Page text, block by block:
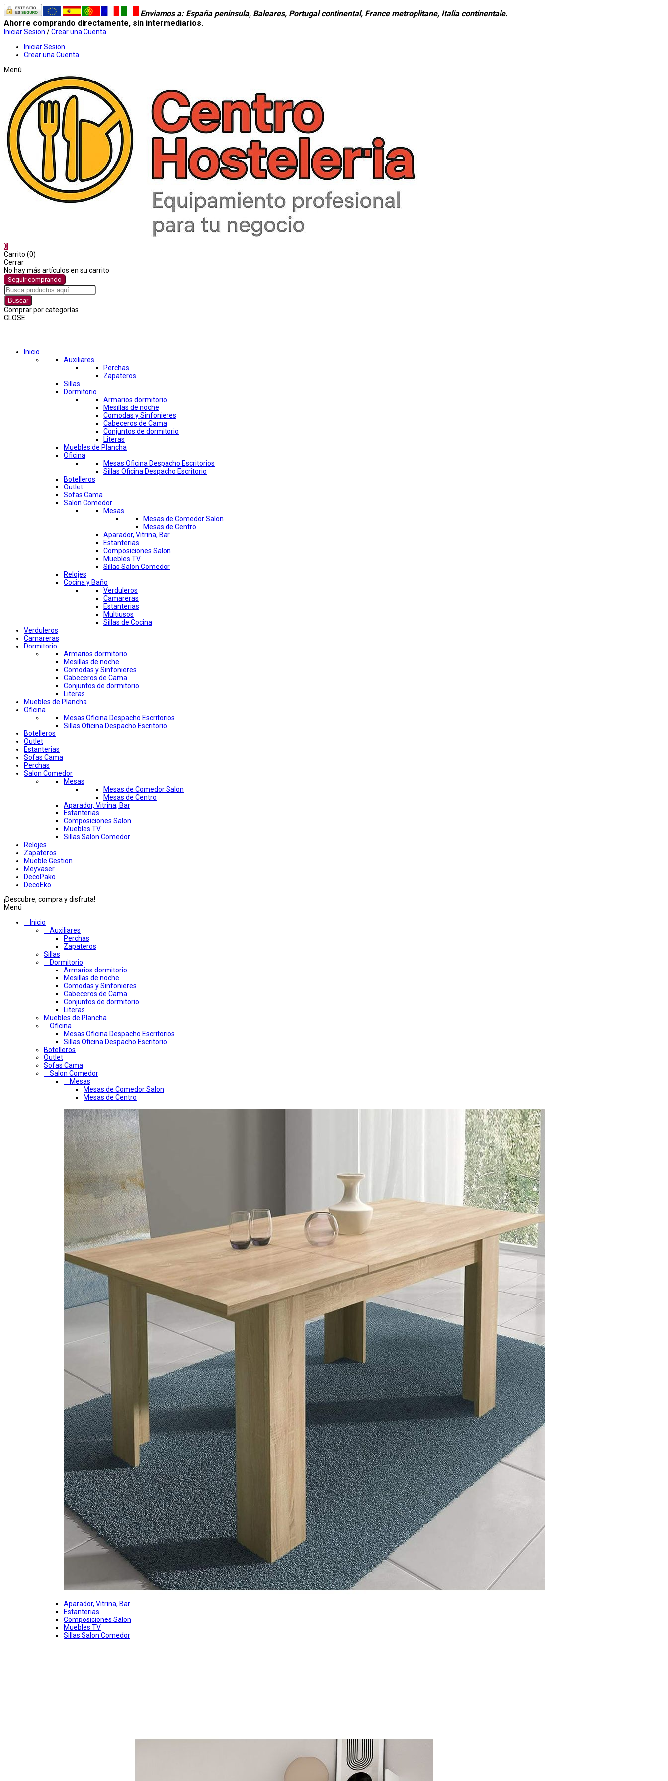
Enviamos a: España peninsula, Baleares, Portugal continental, France metroplitane, Italia continentale.
Ahorre comprando directamente, sin intermediarios.
Iniciar Sesion /Crear una Cuenta
Iniciar Sesion
Crear una Cuenta
Menú
0
Carrito (0)
Cerrar
No hay más artículos en su carrito
Seguir comprando
Buscar
Comprar por categorías
CLOSE
Inicio
Auxiliares
Perchas
Zapateros
Sillas
Dormitorio
Armarios dormitorio
Mesillas de noche
Comodas y Sinfonieres
Cabeceros de Cama
Conjuntos de dormitorio
Literas
Muebles de Plancha
Oficina
Mesas Oficina Despacho Escritorios
Sillas Oficina Despacho Escritorio
Botelleros
Outlet
Sofas Cama
Salon Comedor
Mesas
Mesas de Comedor Salon
Mesas de Centro
Aparador, Vitrina, Bar
Estanterias
Composiciones Salon
Muebles TV
Sillas Salon Comedor
Relojes
Cocina y Baño
Verduleros
Camareras
Estanterias
Multiusos
Sillas de Cocina
Verduleros
Camareras
Dormitorio
Armarios dormitorio
Mesillas de noche
Comodas y Sinfonieres
Cabeceros de Cama
Conjuntos de dormitorio
Literas
Muebles de Plancha
Oficina
Mesas Oficina Despacho Escritorios
Sillas Oficina Despacho Escritorio
Botelleros
Outlet
Estanterias
Sofas Cama
Perchas
Salon Comedor
Mesas
Mesas de Comedor Salon
Mesas de Centro
Aparador, Vitrina, Bar
Estanterias
Composiciones Salon
Muebles TV
Sillas Salon Comedor
Relojes
Zapateros
Mueble Gestion
Meyvaser
DecoPako
DecoEko
¡Descubre, compra y disfruta!
Menú
Inicio
Auxiliares
Perchas
Zapateros
Sillas
Dormitorio
Armarios dormitorio
Mesillas de noche
Comodas y Sinfonieres
Cabeceros de Cama
Conjuntos de dormitorio
Literas
Muebles de Plancha
Oficina
Mesas Oficina Despacho Escritorios
Sillas Oficina Despacho Escritorio
Botelleros
Outlet
Sofas Cama
Salon Comedor
Mesas
Mesas de Comedor Salon
Mesas de Centro
Aparador, Vitrina, Bar
Estanterias
Composiciones Salon
Muebles TV
Sillas Salon Comedor